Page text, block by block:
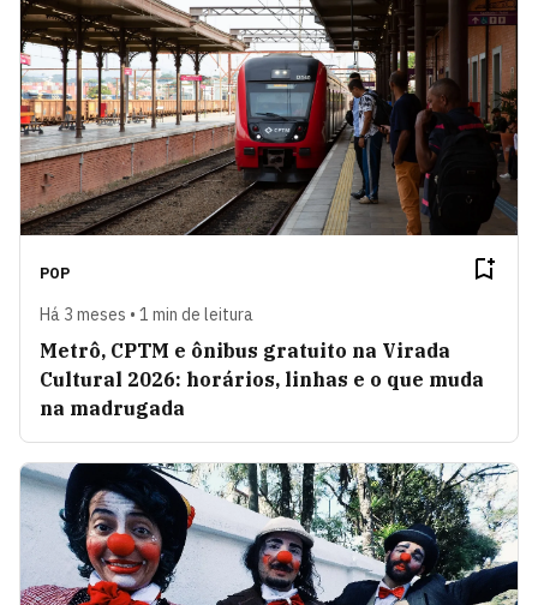
POP
Há 3 meses • 1 min de leitura
Metrô, CPTM e ônibus gratuito na Virada
Cultural 2026: horários, linhas e o que muda
na madrugada